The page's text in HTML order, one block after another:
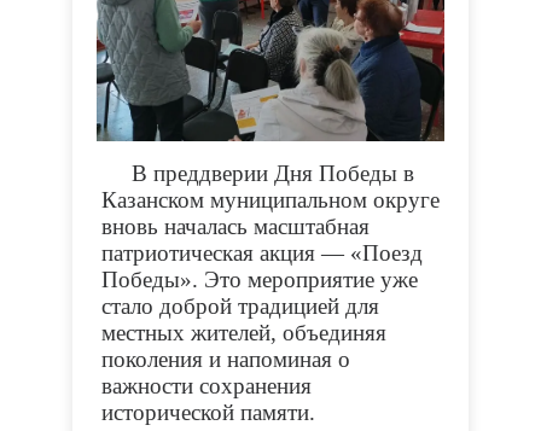
В преддверии Дня Победы в
Казанском муниципальном округе
вновь началась масштабная
патриотическая акция — «Поезд
Победы». Это мероприятие уже
стало доброй традицией для
местных жителей, объединяя
поколения и напоминая о
важности сохранения
исторической памяти.